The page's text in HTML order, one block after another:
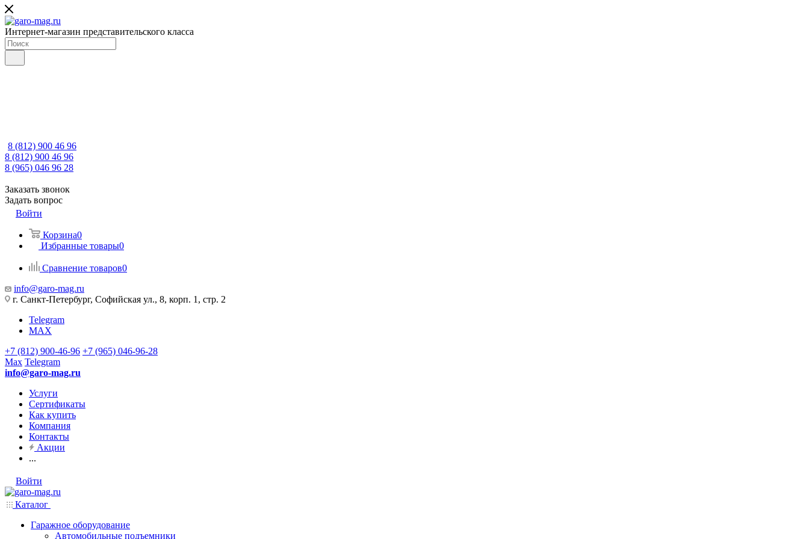
Интернет-магазин представительского класса
8 (812) 900 46 96
8 (812) 900 46 96
8 (965) 046 96 28
Заказать звонок
Задать вопрос
Войти
Корзина0
Избранные товары0
Сравнение товаров0
info@garo-mag.ru
г. Санкт-Петербург, Софийская ул., 8, корп. 1, стр. 2
Telegram
MAX
+7 (812) 900-46-96 +7 (965) 046-96-28
Max Telegram
info@garo-mag.ru
Услуги
Сертификаты
Как купить
Компания
Контакты
Акции
...
Войти
Каталог
Гаражное оборудование
Автомобильные подъемники